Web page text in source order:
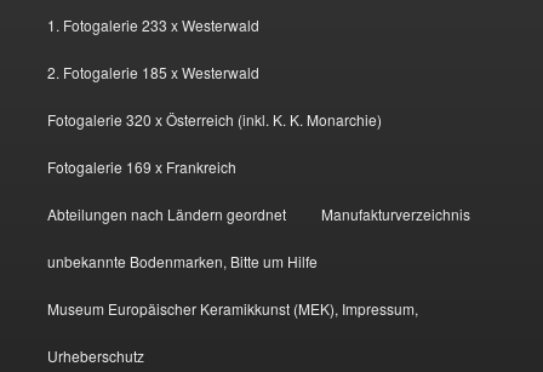
1. Fotogalerie 233 x Westerwald
2. Fotogalerie 185 x Westerwald
Fotogalerie 320 x Österreich (inkl. K. K. Monarchie)
Fotogalerie 169 x Frankreich
Abteilungen nach Ländern geordnet Manufakturverzeichnis
unbekannte Bodenmarken, Bitte um Hilfe
Museum Europäischer Keramikkunst (MEK), Impressum,
Urheberschutz